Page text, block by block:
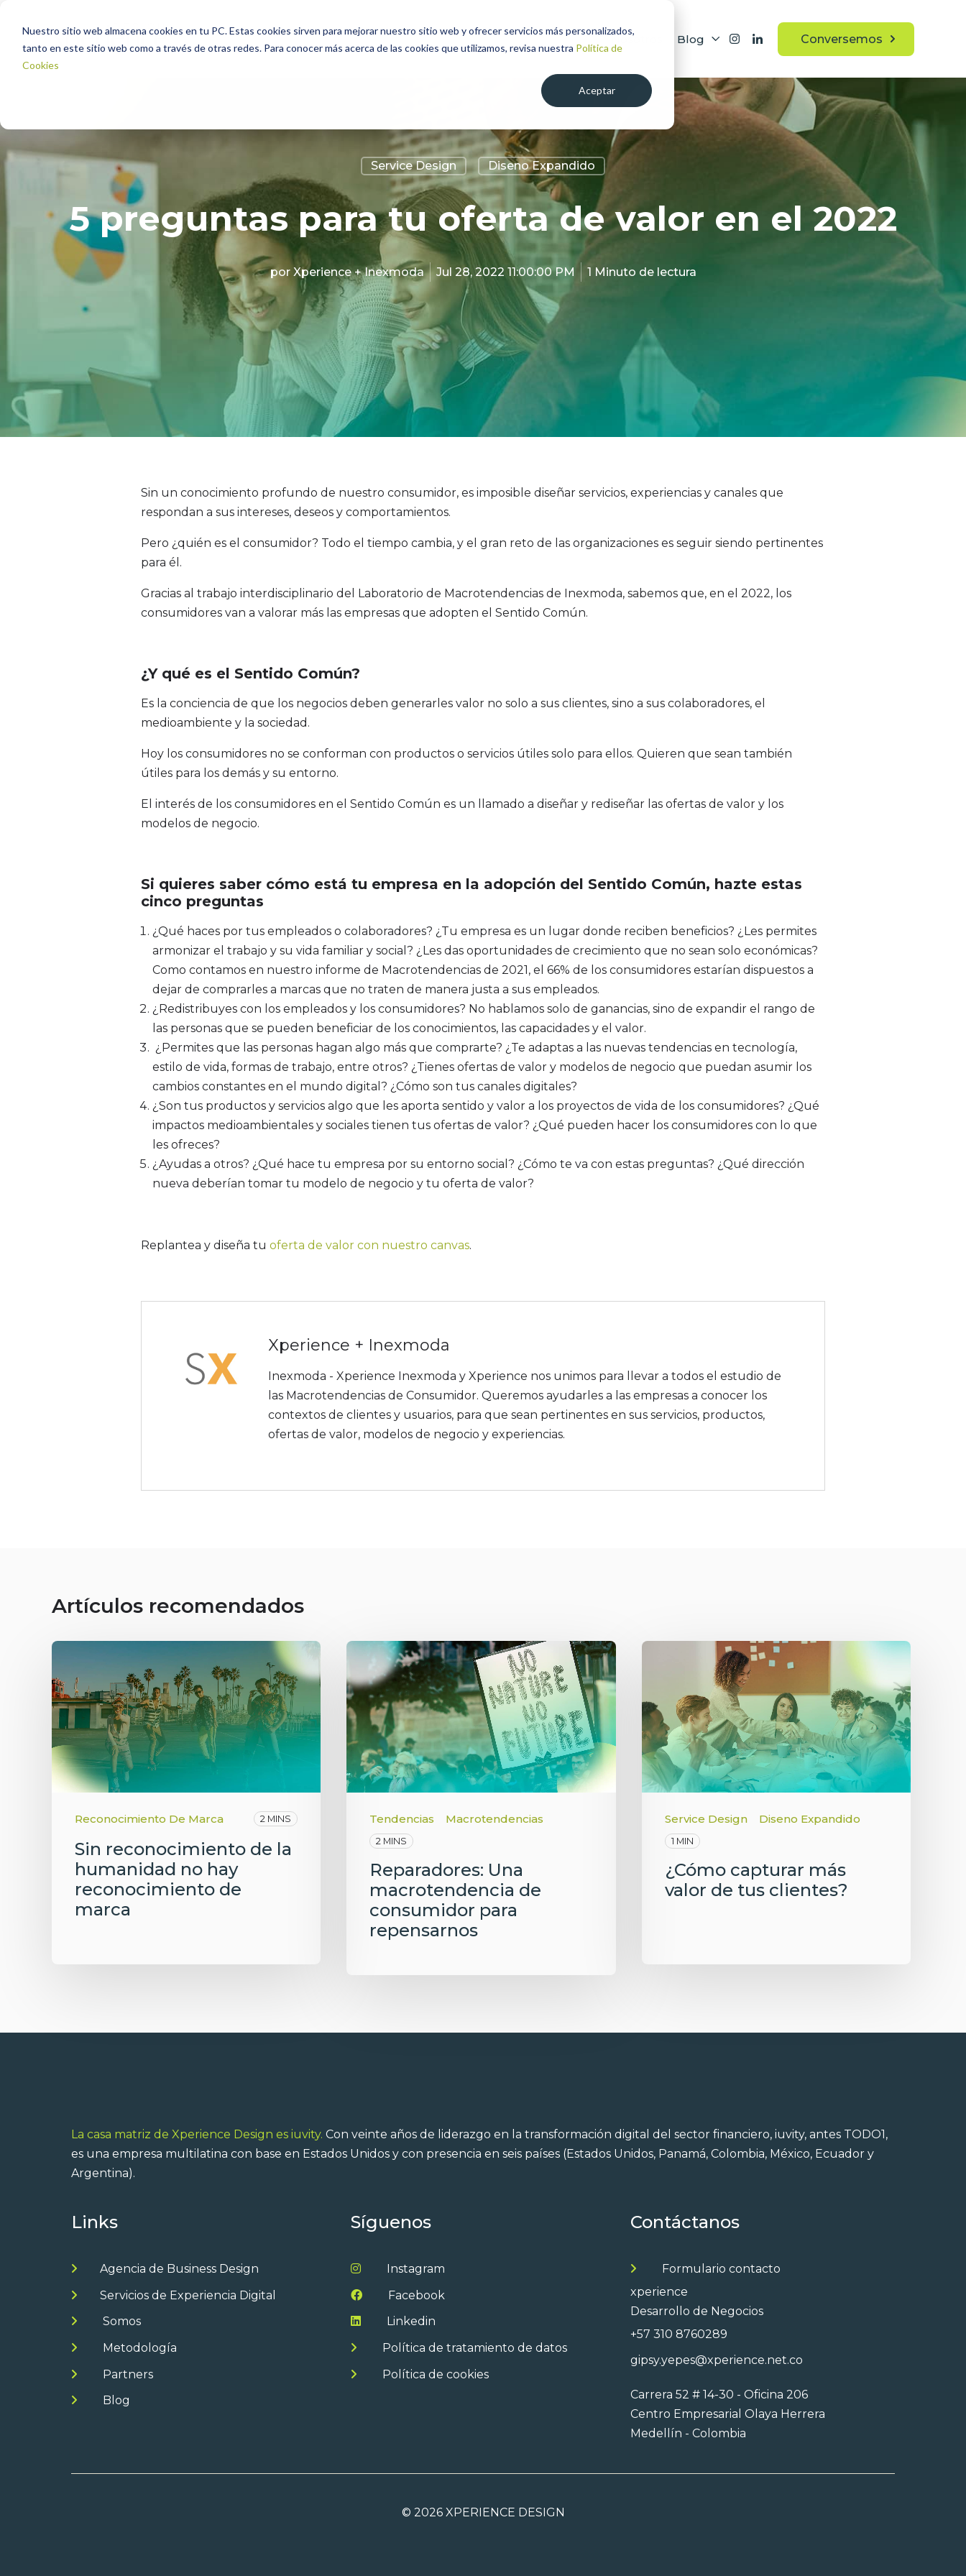
Nuestro sitio web almacena cookies en tu PC. Estas cookies sirven para mejorar nuestro sitio web y ofrecer servicios más personalizados,
tanto en este sitio web como a través de otras redes. Para conocer más acerca de las cookies que utilizamos, revisa nuestra Política de
Cookies
Aceptar
Nosotros Blog Conversemos
Service Design Diseno Expandido
5 preguntas para tu oferta de valor en el 2022
por Xperience + Inexmoda Jul 28, 2022 11:00:00 PM 1 Minuto de lectura
Sin un conocimiento profundo de nuestro consumidor, es imposible diseñar servicios, experiencias y canales que
respondan a sus intereses, deseos y comportamientos.
Pero ¿quién es el consumidor? Todo el tiempo cambia, y el gran reto de las organizaciones es seguir siendo pertinentes
para él.
Gracias al trabajo interdisciplinario del Laboratorio de Macrotendencias de Inexmoda, sabemos que, en el 2022, los
consumidores van a valorar más las empresas que adopten el Sentido Común.
¿Y qué es el Sentido Común?
Es la conciencia de que los negocios deben generarles valor no solo a sus clientes, sino a sus colaboradores, el
medioambiente y la sociedad.
Hoy los consumidores no se conforman con productos o servicios útiles solo para ellos. Quieren que sean también
útiles para los demás y su entorno.
El interés de los consumidores en el Sentido Común es un llamado a diseñar y rediseñar las ofertas de valor y los
modelos de negocio.
Si quieres saber cómo está tu empresa en la adopción del Sentido Común, hazte estas
cinco preguntas
¿Qué haces por tus empleados o colaboradores? ¿Tu empresa es un lugar donde reciben beneficios? ¿Les permites
armonizar el trabajo y su vida familiar y social? ¿Les das oportunidades de crecimiento que no sean solo económicas?
Como contamos en nuestro informe de Macrotendencias de 2021, el 66% de los consumidores estarían dispuestos a
dejar de comprarles a marcas que no traten de manera justa a sus empleados.
¿Redistribuyes con los empleados y los consumidores? No hablamos solo de ganancias, sino de expandir el rango de
las personas que se pueden beneficiar de los conocimientos, las capacidades y el valor.
¿Permites que las personas hagan algo más que comprarte? ¿Te adaptas a las nuevas tendencias en tecnología,
estilo de vida, formas de trabajo, entre otros? ¿Tienes ofertas de valor y modelos de negocio que puedan asumir los
cambios constantes en el mundo digital? ¿Cómo son tus canales digitales?
¿Son tus productos y servicios algo que les aporta sentido y valor a los proyectos de vida de los consumidores? ¿Qué
impactos medioambientales y sociales tienen tus ofertas de valor? ¿Qué pueden hacer los consumidores con lo que
les ofreces?
¿Ayudas a otros? ¿Qué hace tu empresa por su entorno social? ¿Cómo te va con estas preguntas? ¿Qué dirección
nueva deberían tomar tu modelo de negocio y tu oferta de valor?
Replantea y diseña tu oferta de valor con nuestro canvas.
Xperience + Inexmoda
Inexmoda - Xperience Inexmoda y Xperience nos unimos para llevar a todos el estudio de
las Macrotendencias de Consumidor. Queremos ayudarles a las empresas a conocer los
contextos de clientes y usuarios, para que sean pertinentes en sus servicios, productos,
ofertas de valor, modelos de negocio y experiencias.
Artículos recomendados
Reconocimiento De Marca 2 MINS
Sin reconocimiento de la
humanidad no hay
reconocimiento de
marca
Tendencias Macrotendencias
2 MINS
Reparadores: Una
macrotendencia de
consumidor para
repensarnos
Service Design Diseno Expandido
1 MIN
¿Cómo capturar más
valor de tus clientes?
La casa matriz de Xperience Design es iuvity. Con veinte años de liderazgo en la transformación digital del sector financiero, iuvity, antes TODO1,
es una empresa multilatina con base en Estados Unidos y con presencia en seis países (Estados Unidos, Panamá, Colombia, México, Ecuador y
Argentina).
Links
Agencia de Business Design
Servicios de Experiencia Digital
Somos
Metodología
Partners
Blog
Síguenos
Instagram
Facebook
Linkedin
Política de tratamiento de datos
Política de cookies
Contáctanos
Formulario contacto
xperience
Desarrollo de Negocios
+57 310 8760289
gipsy.yepes@xperience.net.co
Carrera 52 # 14-30 - Oficina 206
Centro Empresarial Olaya Herrera
Medellín - Colombia
© 2026 XPERIENCE DESIGN